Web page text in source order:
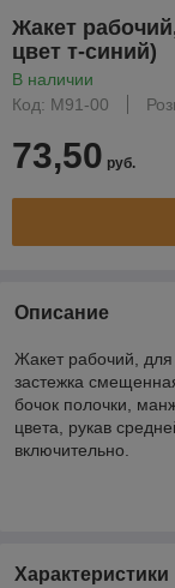
Жакет
цвет т-синий)
В наличии
Код: М91-00
73,50 руб.
Описание
Жакет рабочий, для
застежка
бочок полочки,
цвета, рукав
включительно.
Характеристики